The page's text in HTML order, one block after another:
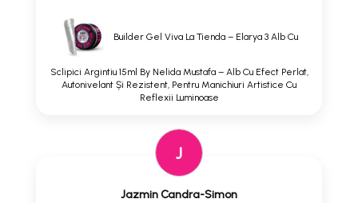
Builder Gel Viva La Tienda – Elarya 3 Alb Cu
Sclipici Argintiu 15ml By Nelida Mustafa – Alb Cu Efect Perlat,
Autonivelant Și Rezistent, Pentru Manichiuri Artistice Cu
Reflexii Luminoase
J
Jazmin Candra-Simon